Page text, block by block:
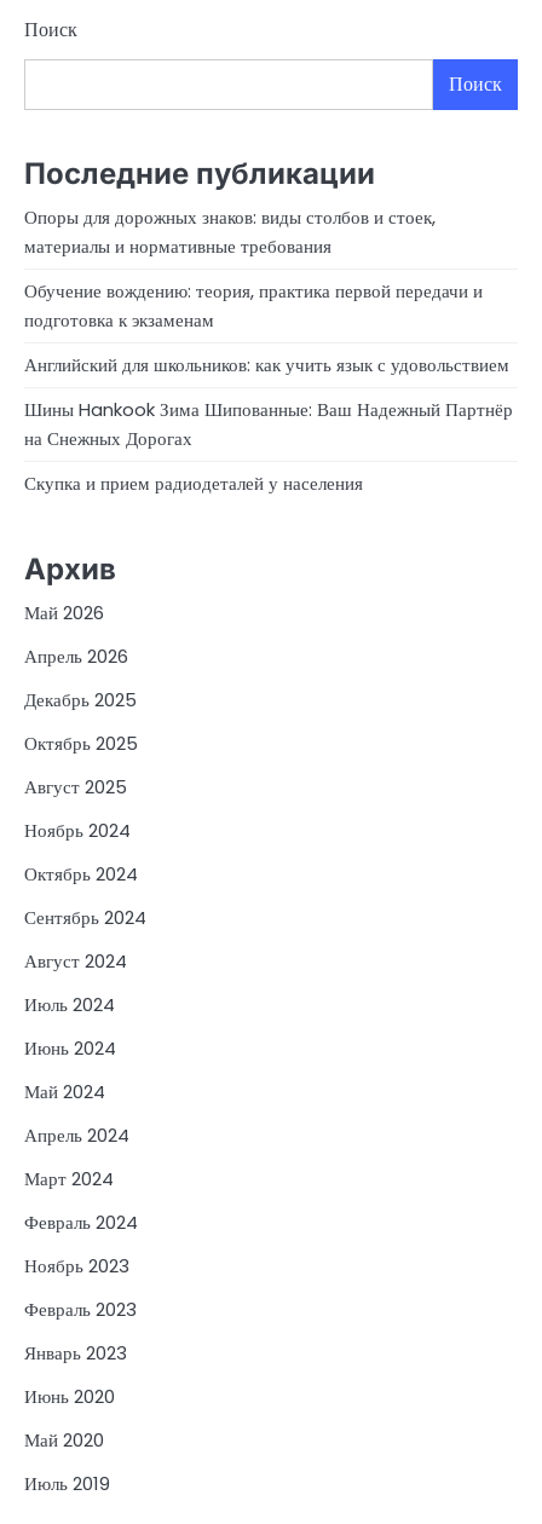
Поиск
Поиск
Последние публикации
Опоры для дорожных знаков: виды столбов и стоек,
материалы и нормативные требования
Обучение вождению: теория, практика первой передачи и
подготовка к экзаменам
Английский для школьников: как учить язык с удовольствием
Шины Hankook Зима Шипованные: Ваш Надежный Партнёр
на Снежных Дорогах
Скупка и прием радиодеталей у населения
Архив
Май 2026
Апрель 2026
Декабрь 2025
Октябрь 2025
Август 2025
Ноябрь 2024
Октябрь 2024
Сентябрь 2024
Август 2024
Июль 2024
Июнь 2024
Май 2024
Апрель 2024
Март 2024
Февраль 2024
Ноябрь 2023
Февраль 2023
Январь 2023
Июнь 2020
Май 2020
Июль 2019